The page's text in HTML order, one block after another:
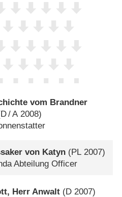
vom Brandner
D/A 2008)
von Katyn (PL 2007)
Abteilung Officer
Herr Anwalt (D 2007)